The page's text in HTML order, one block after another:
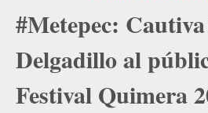
#Metepec:
Delgadillo al
Festival Quimera